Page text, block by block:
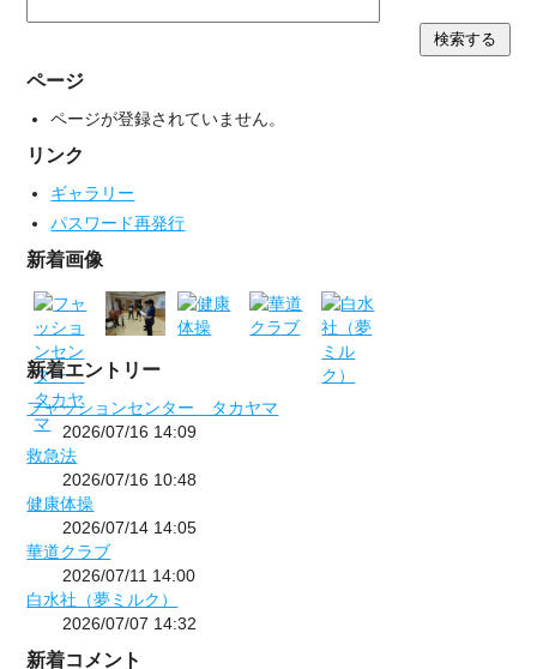
ページ
ページが登録されていません。
リンク
ギャラリー
パスワード再発行
新着画像
新着エントリー
フャッションセンター タカヤマ
2026/07/16 14:09
救急法
2026/07/16 10:48
健康体操
2026/07/14 14:05
華道クラブ
2026/07/11 14:00
白水社（夢ミルク）
2026/07/07 14:32
新着コメント